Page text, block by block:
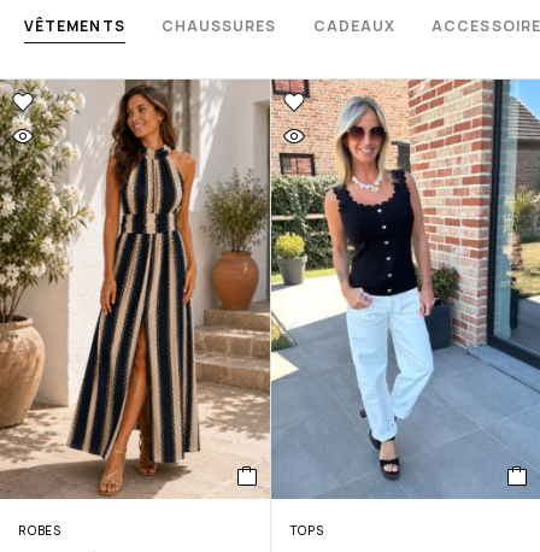
VÊTEMENTS CHAUSSURES CADEAUX
ROBES TOPS